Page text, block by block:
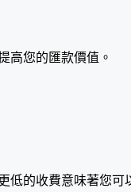
高您的匯款價值。
低的收費意味著您可